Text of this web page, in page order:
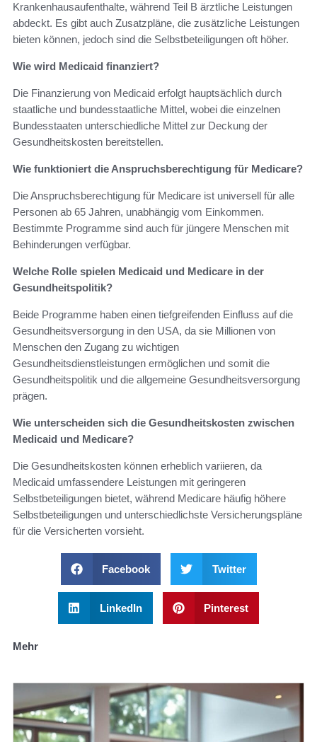
Krankenhausaufenthalte, während Teil B ärztliche Leistungen
abdeckt. Es gibt auch Zusatzpläne, die zusätzliche Leistungen
bieten können, jedoch sind die Selbstbeteiligungen oft höher.
Wie wird Medicaid finanziert?
Die Finanzierung von Medicaid erfolgt hauptsächlich durch
staatliche und bundesstaatliche Mittel, wobei die einzelnen
Bundesstaaten unterschiedliche Mittel zur Deckung der
Gesundheitskosten bereitstellen.
Wie funktioniert die Anspruchsberechtigung für Medicare?
Die Anspruchsberechtigung für Medicare ist universell für alle
Personen ab 65 Jahren, unabhängig vom Einkommen.
Bestimmte Programme sind auch für jüngere Menschen mit
Behinderungen verfügbar.
Welche Rolle spielen Medicaid und Medicare in der
Gesundheitspolitik?
Beide Programme haben einen tiefgreifenden Einfluss auf die
Gesundheitsversorgung in den USA, da sie Millionen von
Menschen den Zugang zu wichtigen
Gesundheitsdienstleistungen ermöglichen und somit die
Gesundheitspolitik und die allgemeine Gesundheitsversorgung
prägen.
Wie unterscheiden sich die Gesundheitskosten zwischen
Medicaid und Medicare?
Die Gesundheitskosten können erheblich variieren, da
Medicaid umfassendere Leistungen mit geringeren
Selbstbeteiligungen bietet, während Medicare häufig höhere
Selbstbeteiligungen und unterschiedlichste Versicherungspläne
für die Versicherten vorsieht.
Facebook Twitter
LinkedIn Pinterest
Mehr